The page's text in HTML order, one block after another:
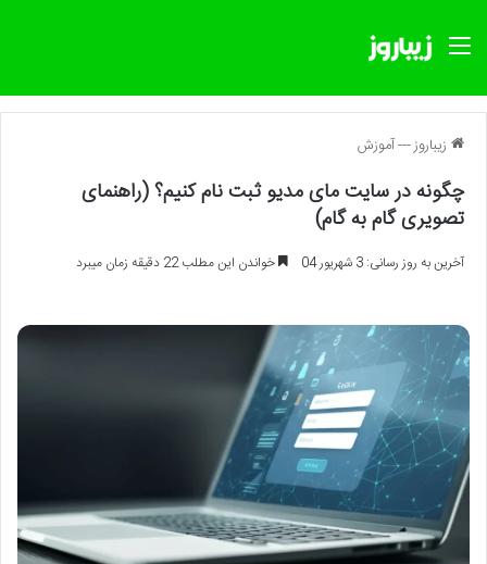
منو
زیباروز---آموزش
چگونه در سایت مای مدیو ثبت نام کنیم؟ (راهنمای
تصویری گام به گام)
آخرین به روز رسانی: 3 شهریور 04 خواندن این مطلب 22 دقیقه زمان میبرد